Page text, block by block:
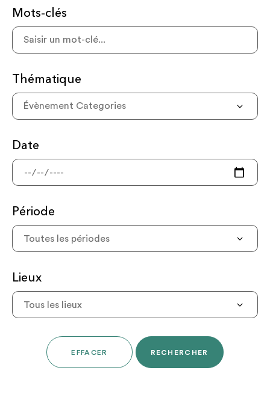
Mots-clés
Thématique
Évènement Categories
Date
Période
Lieux
EFFACER RECHERCHER